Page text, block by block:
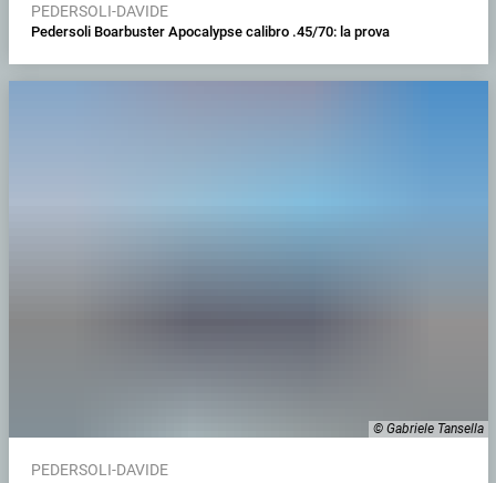
PEDERSOLI-DAVIDE
Pedersoli Boarbuster Apocalypse calibro .45/70: la prova
© Gabriele Tansella
PEDERSOLI-DAVIDE